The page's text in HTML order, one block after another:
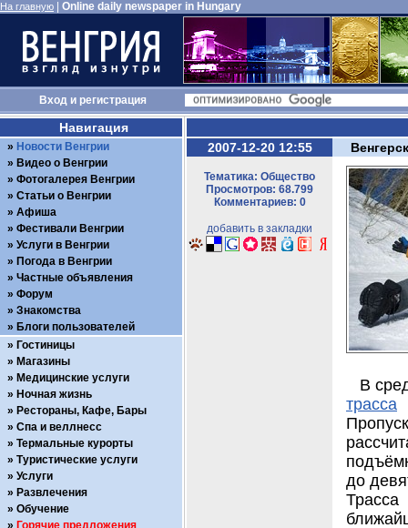
На главную Online daily newspaper in Hungary
Входи регистрация
2007-12-20 12:55
Тематика: Общество
Просмотров: 68.799
Комментариев: 0
добавить в закладки
В
трасса
до
Трасса
Навигация
Новости Венгрии
Видео о Венгрии
Фотогалерея Венгрии
Статьи о Венгрии
Афиша
Фестивали Венгрии
Услуги в Венгрии
Погода в Венгрии
Частные объявления
Форум
Знакомства
Блоги пользователей
Гостиницы
Магазины
Медицинские услуги
Ночная жизнь
Рестораны, Кафе, Бары
Спа и веллнесс
Термальные курорты
Туристические услуги
Услуги
Развлечения
Обучение
Горячие предложения